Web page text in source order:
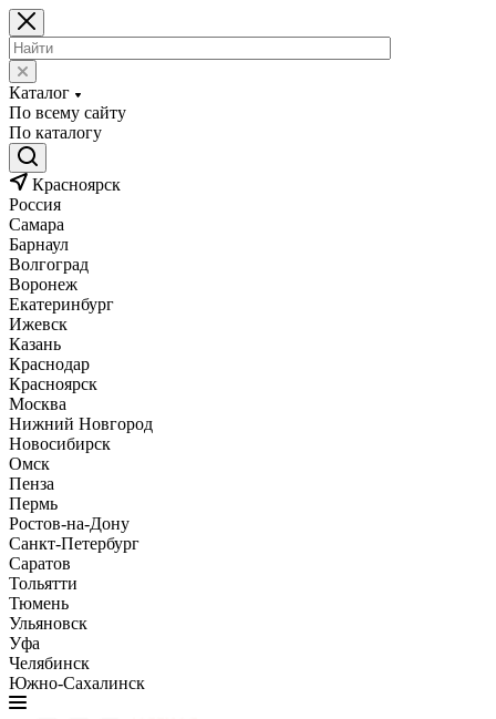
Каталог
По всему сайту
По каталогу
Красноярск
Россия
Самара
Барнаул
Волгоград
Воронеж
Екатеринбург
Ижевск
Казань
Краснодар
Красноярск
Москва
Нижний Новгород
Новосибирск
Омск
Пенза
Пермь
Ростов-на-Дону
Санкт-Петербург
Саратов
Тольятти
Тюмень
Ульяновск
Уфа
Челябинск
Южно-Сахалинск